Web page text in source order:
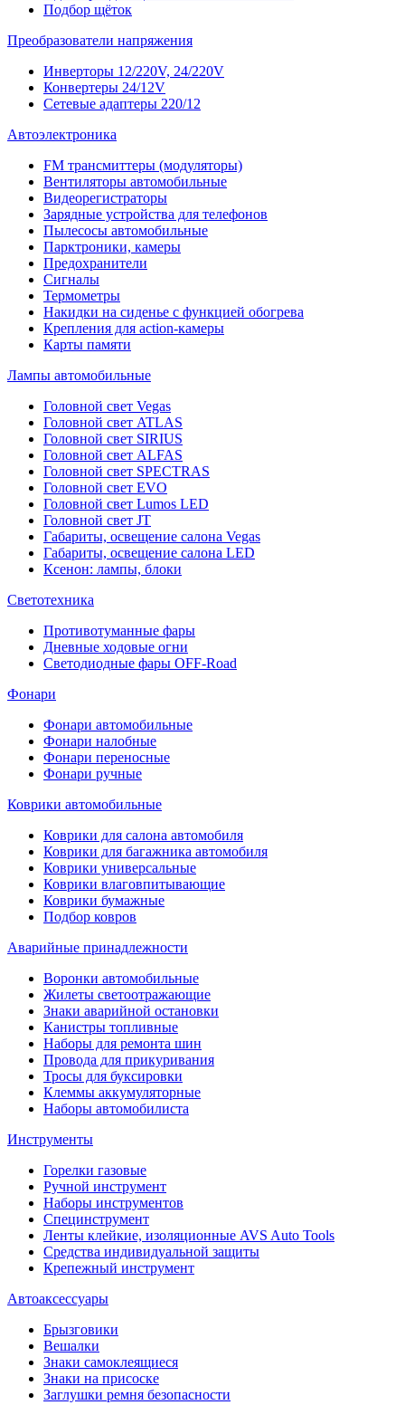
Подбор щёток
Преобразователи напряжения
Инверторы 12/220V, 24/220V
Конвертеры 24/12V
Сетевые адаптеры 220/12
Автоэлектроника
FM трансмиттеры (модуляторы)
Вентиляторы автомобильные
Видеорегистраторы
Зарядные устройства для телефонов
Пылесосы автомобильные
Парктроники, камеры
Предохранители
Сигналы
Термометры
Накидки на сиденье с функцией обогрева
Крепления для action-камеры
Карты памяти
Лампы автомобильные
Головной свет Vegas
Головной свет ATLAS
Головной свет SIRIUS
Головной свет ALFAS
Головной свет SPECTRAS
Головной свет EVO
Головной свет Lumos LED
Головной свет JT
Габариты, освещение салона Vegas
Габариты, освещение салона LED
Ксенон: лампы, блоки
Светотехника
Противотуманные фары
Дневные ходовые огни
Светодиодные фары OFF-Road
Фонари
Фонари автомобильные
Фонари налобные
Фонари переносные
Фонари ручные
Коврики автомобильные
Коврики для салона автомобиля
Коврики для багажника автомобиля
Коврики универсальные
Коврики влаговпитывающие
Коврики бумажные
Подбор ковров
Аварийные принадлежности
Воронки автомобильные
Жилеты светоотражающие
Знаки аварийной остановки
Канистры топливные
Наборы для ремонта шин
Провода для прикуривания
Тросы для буксировки
Клеммы аккумуляторные
Наборы автомобилиста
Инструменты
Горелки газовые
Ручной инструмент
Наборы инструментов
Специнструмент
Ленты клейкие, изоляционные AVS Auto Tools
Средства индивидуальной защиты
Крепежный инструмент
Автоаксессуары
Брызговики
Вешалки
Знаки самоклеящиеся
Знаки на присоске
Заглушки ремня безопасности